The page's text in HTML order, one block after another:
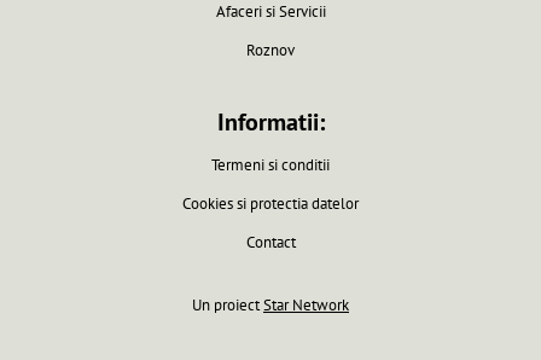
Afaceri si Servicii
Roznov
Informatii:
Termeni si conditii
Cookies si protectia datelor
Contact
Un proiectStar Network